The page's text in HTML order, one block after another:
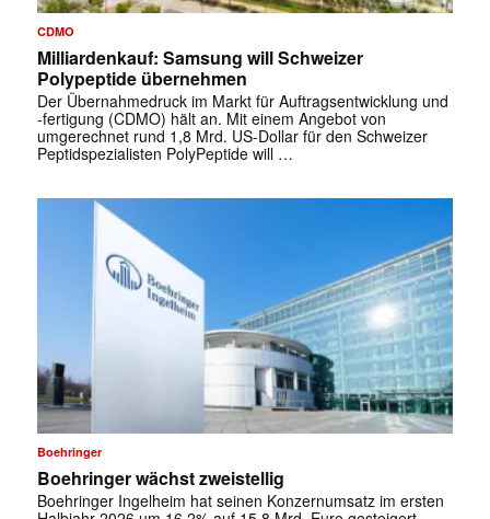
✕
CDMO
Milliardenkauf: Samsung will Schweizer
Polypeptide übernehmen
Der Übernahmedruck im Markt für Auftragsentwicklung und
-fertigung (CDMO) hält an. Mit einem Angebot von
umgerechnet rund 1,8 Mrd. US-Dollar für den Schweizer
Peptidspezialisten PolyPeptide will …
Boehringer
Boehringer wächst zweistellig
Boehringer Ingelheim hat seinen Konzernumsatz im ersten